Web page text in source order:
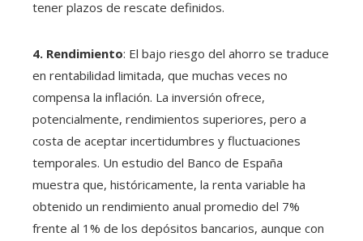
tener plazos de rescate definidos.
4. Rendimiento: El bajo riesgo del ahorro se traduce
en rentabilidad limitada, que muchas veces no
compensa la inflación. La inversión ofrece,
potencialmente, rendimientos superiores, pero a
costa de aceptar incertidumbres y fluctuaciones
temporales. Un estudio del Banco de España
muestra que, históricamente, la renta variable ha
obtenido un rendimiento anual promedio del 7%
frente al 1% de los depósitos bancarios, aunque con